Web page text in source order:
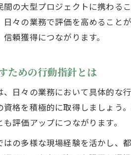
の大型プロジェクトに携わる
々の業務で評価を高めること
頼獲得につながります。
ための行動指針とは
日々の業務において具体的な
資格を積極的に取得しましょう
評価アップにつながります。
はの多様な現場経験を活かし、